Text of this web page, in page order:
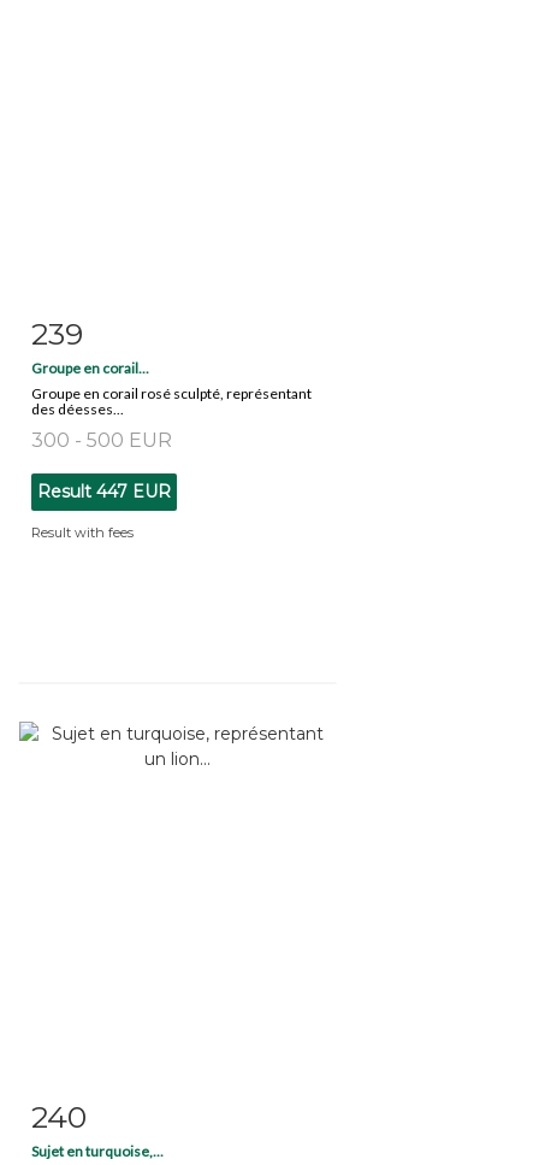
Item detail
239
Groupe en corail...
Groupe en corail rosé sculpté, représentant
des déesses...
300 - 500 EUR
Result 447 EUR
Result with fees
Item detail
240
Sujet en turquoise,...